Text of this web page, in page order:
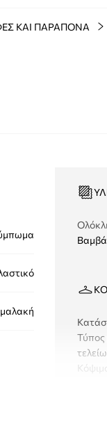
ΚΑΙ ΠΑΡΑΠΟΝΑ
Τύπος
Κόψιμο